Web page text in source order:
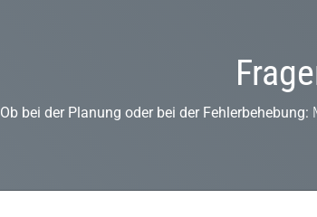
Ob bei der Planung oder bei der Fehlerbehebung: